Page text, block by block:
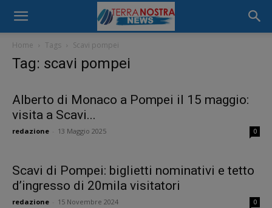
Home Tags Scavi pompei
Tag: scavi pompei
Alberto di Monaco a Pompei il 15 maggio:
visita a Scavi...
redazione 13 Maggio 2025 0
Scavi di Pompei: biglietti nominativi e tetto
d’ingresso di 20mila visitatori
redazione 15 Novembre 2024 0